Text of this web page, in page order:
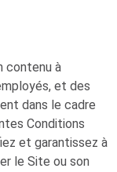
contenu à
et des
dans le cadre
Conditions
et garantissez à
le Site ou son